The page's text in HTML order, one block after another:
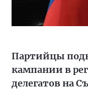
Партийцы
кампании в
делегатов на